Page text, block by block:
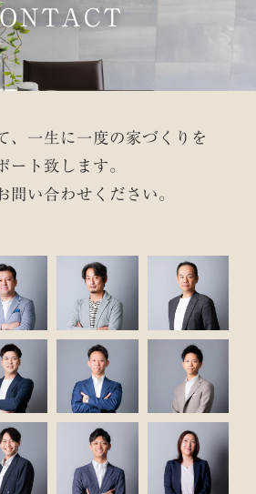
、一生に一度の家づくりを
ート致します。
問い合わせください。